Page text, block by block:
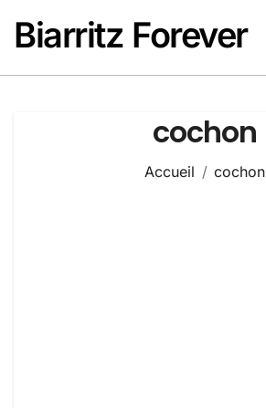
contenu
Biarritz Forever
cochon
Accueil cochon